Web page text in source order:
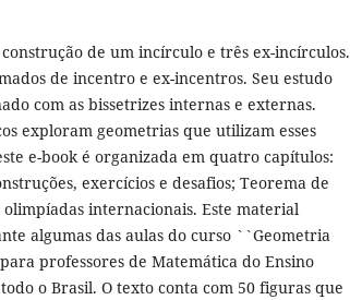
de um incírculo e três ex-incírculos.
de incentro e ex-incentros. Seu estudo
com as bissetrizes internas e externas.
exploram geometrias que utilizam esses
e-book é organizada em quatro capítulos:
exercícios e desafios; Teorema de
internacionais. Este material
algumas das aulas do curso ``Geometria
professores de Matemática do Ensino
o Brasil. O texto conta com 50 figuras que